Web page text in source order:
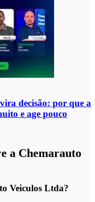
decisão: por que a
e age pouco
a Chemarauto
Veiculos Ltda?